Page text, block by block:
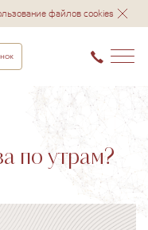
файлов cookies
по утрам?